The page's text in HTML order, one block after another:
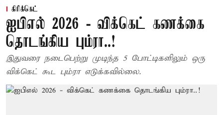
கிரிக்கெட்
ஐபிஎல் 2026 - விக்கெட் கணக்கை
தொடங்கிய பும்ரா..!
இதுவரை நடைபெற்று முடிந்த 5 போட்டிகளிலும் ஒரு
விக்கெட் கூட பும்ரா எடுக்கவில்லை.